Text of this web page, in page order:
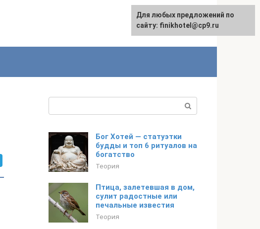
English
Бог Хотей — статуэтки
будды и топ 6 ритуалов на
богатство
Теория
Птица, залетевшая в дом,
сулит радостные или
печальные известия
Теория
Для любых предложений по
сайту: finikhotel@cp9.ru